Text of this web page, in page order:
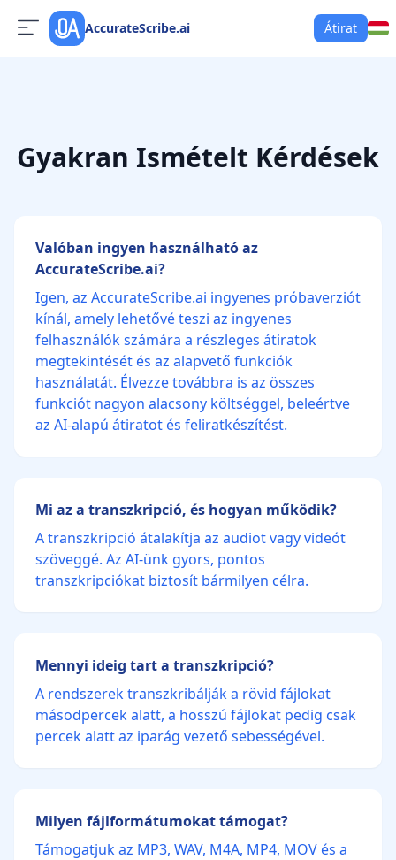
AccurateScribe.ai Átirat
Gyakran Ismételt Kérdések
Valóban ingyen használható az
AccurateScribe.ai?
Igen, az AccurateScribe.ai ingyenes próbaverziót
kínál, amely lehetővé teszi az ingyenes
felhasználók számára a részleges átiratok
megtekintését és az alapvető funkciók
használatát. Élvezze továbbra is az összes
funkciót nagyon alacsony költséggel, beleértve
az AI-alapú átiratot és feliratkészítést.
Mi az a transzkripció, és hogyan működik?
A transzkripció átalakítja az audiot vagy videót
szöveggé. Az AI-ünk gyors, pontos
transzkripciókat biztosít bármilyen célra.
Mennyi ideig tart a transzkripció?
A rendszerek transzkribálják a rövid fájlokat
másodpercek alatt, a hosszú fájlokat pedig csak
percek alatt az iparág vezető sebességével.
Milyen fájlformátumokat támogat?
Támogatjuk az MP3, WAV, M4A, MP4, MOV és a